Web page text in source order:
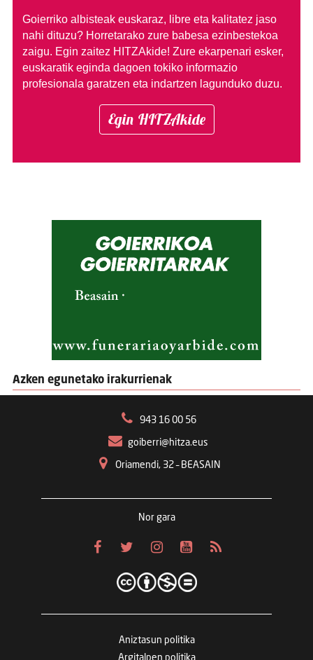
Goierriko albisteak euskaraz, libre eta kalitatez jaso
nahi dituzu? Horretarako zure babesa ezinbestekoa
zaigu. Egin zaitez HITZAkide! Zure ekarpenari esker,
euskaratik eginda dagoen tokiko informazio
profesionala garatzen eta indartzen lagunduko duzu.
Egin HITZAkide
Azken egunetako irakurrienak
943 16 00 56
goiberri@hitza.eus
Oriamendi, 32 – BEASAIN
Nor gara
Aniztasun politika
Argitalpen politika